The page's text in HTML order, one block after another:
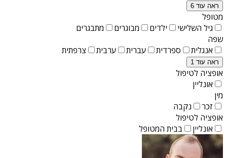
ראה עוד 6
מטופל
גיל השלישי
ילדים מבוגרים
מתבגרים
שפה
אנגלית
ספרדית עברית ערבית צרפתית
ראה עוד 1
אופציה לטיפול
אונליין
מין
זכר
נקבה
אופציה לטיפול
אונליין
בבית המטופל